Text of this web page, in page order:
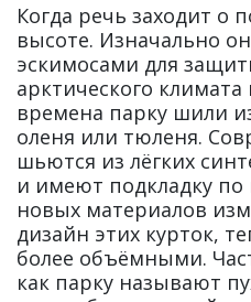
Когда речь заходит о
высоте. Изначально
эскимосами для
арктического
времена парку шили
оленя или тюленя.
шьются из лёгких
и имеют подкладку по
новых материалов
дизайн этих курток,
более объёмными.
как парку называют